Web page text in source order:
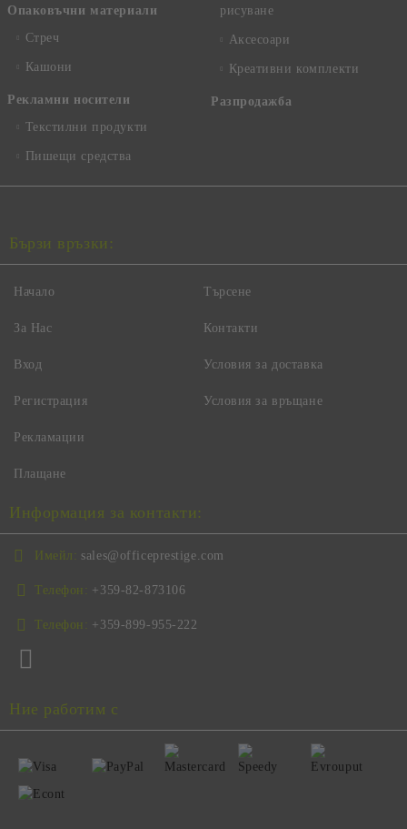
Опаковъчни материали
Стреч
Кашони
Рекламни носители
Текстилни продукти
Пишещи средства
рисуване
Аксесоари
Креативни комплекти
Разпродажба
Бързи връзки:
Начало
За Нас
Вход
Регистрация
Търсене
Контакти
Условия за доставка
Условия за връщане
Рекламации
Плащане
Информация за контакти:
Имейл: sales@officeprestige.com
Телефон: +359-82-873106
Телефон: +359-899-955-222
Ние работим с